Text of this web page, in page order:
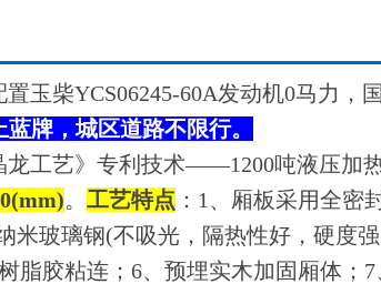
玉柴YCS06245-60A发动机0马力，
蓝牌，城区道路不限行。
龙工艺》专利技术——1200吨液压加
。 工艺特点 ：1、厢板采用全密
米玻璃钢(不吸光，隔热性好，硬度
脂胶粘连；6、预埋实木加固厢体；